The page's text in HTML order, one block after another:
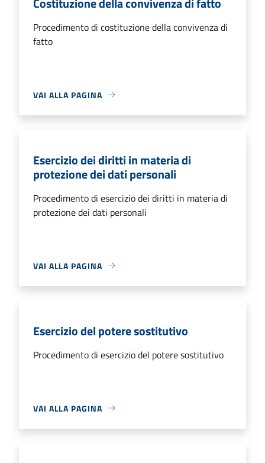
Procedimento di costituzione della convivenza di
fatto
VAI ALLA PAGINA
Esercizio dei diritti in materia di
protezione dei dati personali
Procedimento di esercizio dei diritti in materia di
protezione dei dati personali
VAI ALLA PAGINA
Esercizio del potere sostitutivo
Procedimento di esercizio del potere sostitutivo
VAI ALLA PAGINA